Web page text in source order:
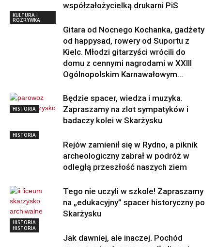
współzałożycielką drukarni PiS
KULTURA i
ROZRYWKA
Gitara od Nocnego Kochanka, gadżety
od happysad, rowery od Suportu z
Kielc. Młodzi gitarzyści wrócili do
domu z cennymi nagrodami w XXIII
Ogólnopolskim Karnawałowym...
HISTORIA
Będzie spacer, wiedza i muzyka.
Zapraszamy na zlot sympatyków i
badaczy kolei w Skarżysku
HISTORIA
Rejów zamienił się w Rydno, a piknik
archeologiczny zabrał w podróż w
odległą przeszłość naszych ziem
HISTORIA
Tego nie uczyli w szkole! Zapraszamy
na „edukacyjny” spacer historyczny po
Skarżysku
HISTORIA
Jak dawniej, ale inaczej. Pochód